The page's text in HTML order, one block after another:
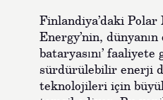
Finlandiya’daki
Energy’nin,
bataryasını’
sürdürülebilir enerji
teknolojileri için